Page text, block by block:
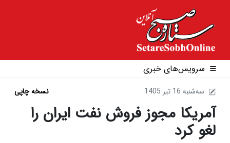
سرویس‌های خبری
1405 سه‌شنبه 16 تير نسخه چاپی
آمریکا مجوز فروش نفت ایران را
لغو کرد